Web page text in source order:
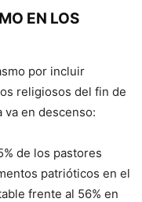
EN LOS
por incluir
religiosos del fin de
va en descenso:
de los pastores
patrióticos en el
frente al 56% en